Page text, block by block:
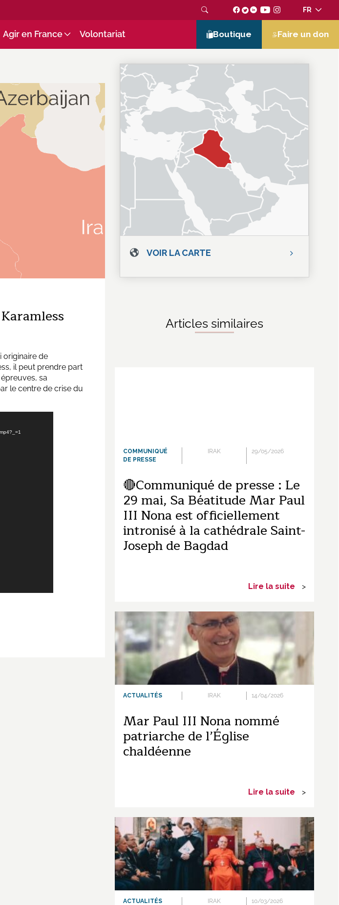
FR
Agir en France Volontariat Boutique Faire un don
originaire de
il peut prendre part
sa
le centre de crise du
VOIR LA CARTE
Articles similaires
COMMUNIQUÉ
DE PRESSE
IRAK 29/05/2026
🔴Communiqué de presse : Le
29 mai, Sa Béatitude Mar Paul
III Nona est officiellement
intronisé à la cathédrale Saint-
Joseph de Bagdad
Lire la suite >
ACTUALITÉS IRAK 14/04/2026
Mar Paul III Nona nommé
patriarche de l’Église
chaldéenne
Lire la suite >
ACTUALITÉS IRAK 10/03/2026